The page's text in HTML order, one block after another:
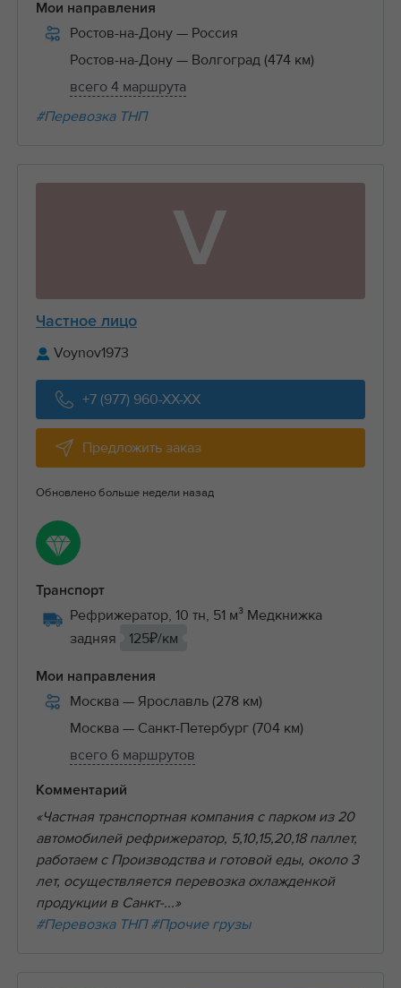
Мои направления
Ростов-на-Дону — Россия
Ростов-на-Дону — Волгоград (474 км)
всего 4 маршрута
#Перевозка ТНП
V
Частное лицо
Voynov1973
+7 (977) 960-XX-XX
Предложить заказ
Обновлено больше недели назад
Транспорт
Рефрижератор, 10 тн, 51 м³ Медкнижка
задняя
125₽/км
Мои направления
Москва — Ярославль (278 км)
Москва — Санкт-Петербург (704 км)
всего 6 маршрутов
Комментарий
«Частная транспортная компания с парком из 20
автомобилей рефрижератор, 5,10,15,20,18 паллет,
работаем с Производства и готовой еды, около 3
лет, осуществляется перевозка охлажденкой
продукции в Санкт-...»
#Перевозка ТНП #Прочие грузы